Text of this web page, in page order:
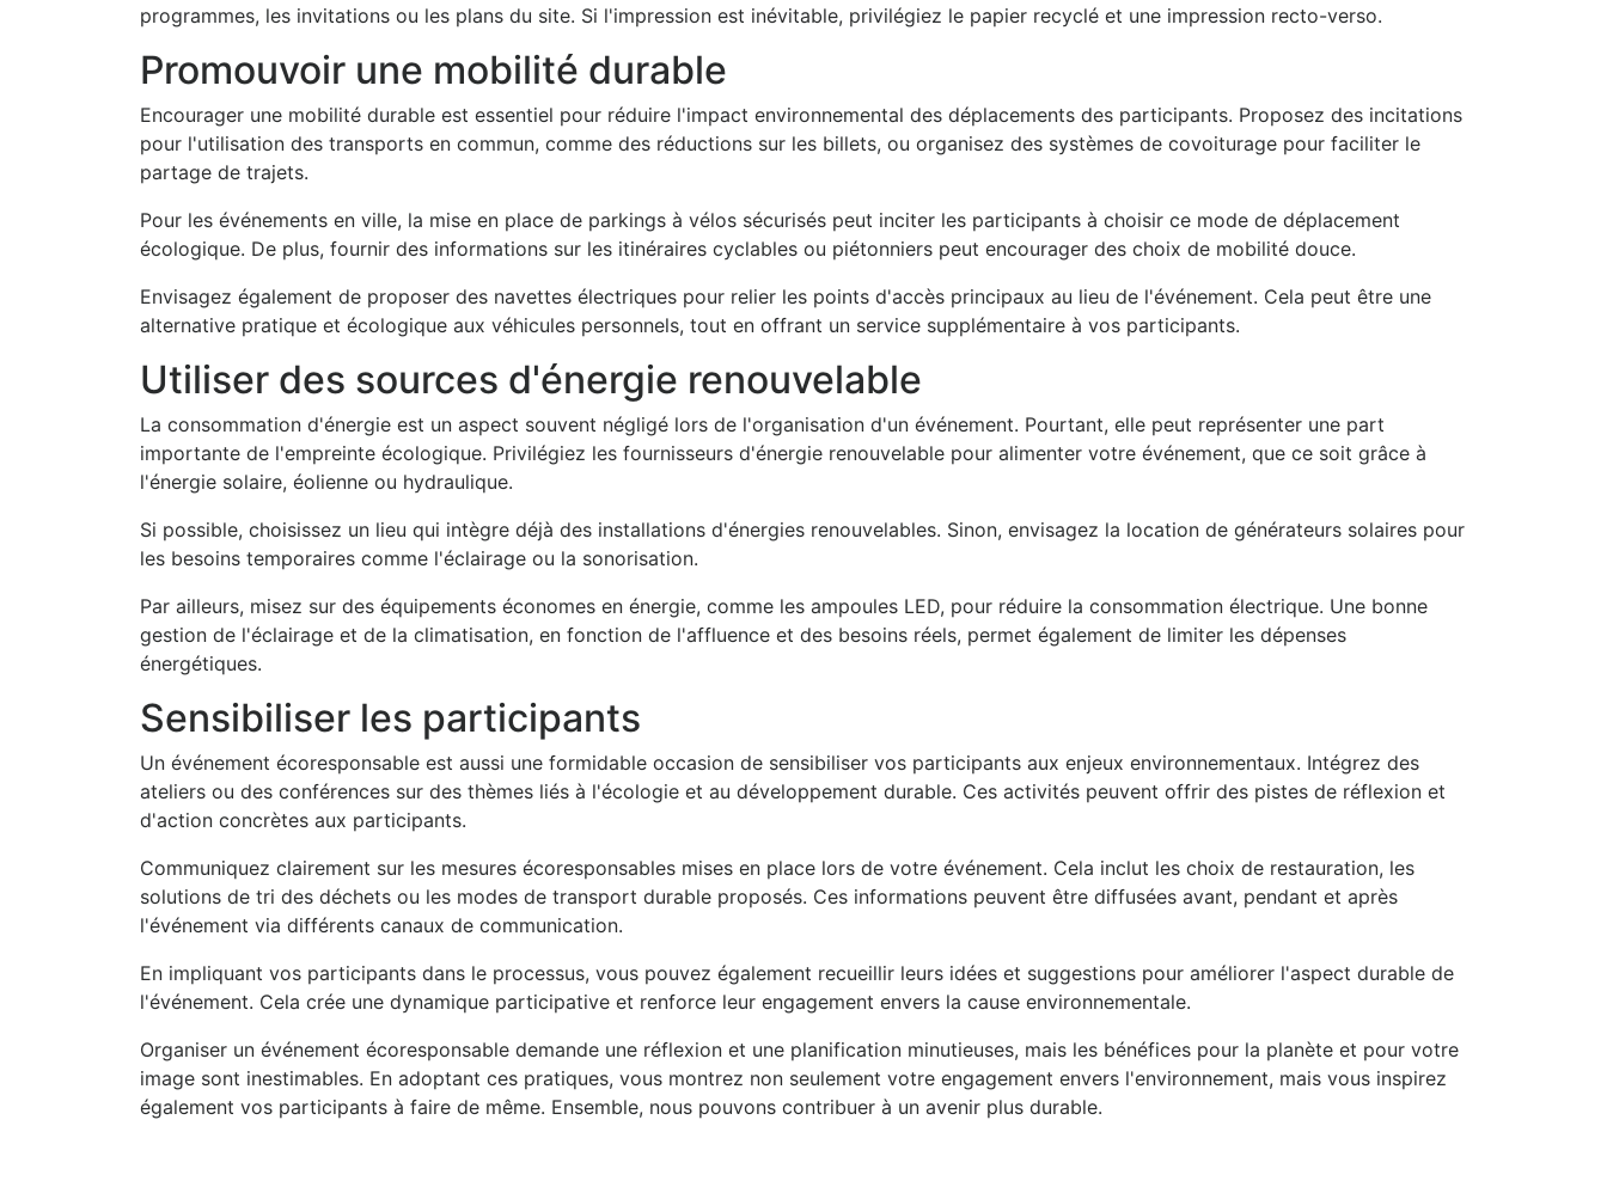
programmes, les invitations ou les plans du site. Si l'impression est inévitable, privilégiez le papier recyclé et une impression recto-verso.
Promouvoir une mobilité durable
Encourager une mobilité durable est essentiel pour réduire l'impact environnemental des déplacements des participants. Proposez des incitations
pour l'utilisation des transports en commun, comme des réductions sur les billets, ou organisez des systèmes de covoiturage pour faciliter le
partage de trajets.
Pour les événements en ville, la mise en place de parkings à vélos sécurisés peut inciter les participants à choisir ce mode de déplacement
écologique. De plus, fournir des informations sur les itinéraires cyclables ou piétonniers peut encourager des choix de mobilité douce.
Envisagez également de proposer des navettes électriques pour relier les points d'accès principaux au lieu de l'événement. Cela peut être une
alternative pratique et écologique aux véhicules personnels, tout en offrant un service supplémentaire à vos participants.
Utiliser des sources d'énergie renouvelable
La consommation d'énergie est un aspect souvent négligé lors de l'organisation d'un événement. Pourtant, elle peut représenter une part
importante de l'empreinte écologique. Privilégiez les fournisseurs d'énergie renouvelable pour alimenter votre événement, que ce soit grâce à
l'énergie solaire, éolienne ou hydraulique.
Si possible, choisissez un lieu qui intègre déjà des installations d'énergies renouvelables. Sinon, envisagez la location de générateurs solaires pour
les besoins temporaires comme l'éclairage ou la sonorisation.
Par ailleurs, misez sur des équipements économes en énergie, comme les ampoules LED, pour réduire la consommation électrique. Une bonne
gestion de l'éclairage et de la climatisation, en fonction de l'affluence et des besoins réels, permet également de limiter les dépenses
énergétiques.
Sensibiliser les participants
Un événement écoresponsable est aussi une formidable occasion de sensibiliser vos participants aux enjeux environnementaux. Intégrez des
ateliers ou des conférences sur des thèmes liés à l'écologie et au développement durable. Ces activités peuvent offrir des pistes de réflexion et
d'action concrètes aux participants.
Communiquez clairement sur les mesures écoresponsables mises en place lors de votre événement. Cela inclut les choix de restauration, les
solutions de tri des déchets ou les modes de transport durable proposés. Ces informations peuvent être diffusées avant, pendant et après
l'événement via différents canaux de communication.
En impliquant vos participants dans le processus, vous pouvez également recueillir leurs idées et suggestions pour améliorer l'aspect durable de
l'événement. Cela crée une dynamique participative et renforce leur engagement envers la cause environnementale.
Organiser un événement écoresponsable demande une réflexion et une planification minutieuses, mais les bénéfices pour la planète et pour votre
image sont inestimables. En adoptant ces pratiques, vous montrez non seulement votre engagement envers l'environnement, mais vous inspirez
également vos participants à faire de même. Ensemble, nous pouvons contribuer à un avenir plus durable.